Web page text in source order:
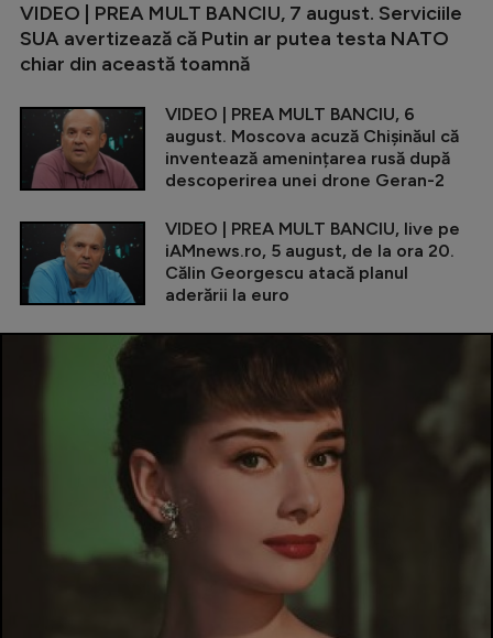
VIDEO | PREA MULT BANCIU, 7 august. Serviciile
SUA avertizează că Putin ar putea testa NATO
chiar din această toamnă
VIDEO | PREA MULT BANCIU, 6
august. Moscova acuză Chișinăul că
inventează amenințarea rusă după
descoperirea unei drone Geran-2
VIDEO | PREA MULT BANCIU, live pe
iAMnews.ro, 5 august, de la ora 20.
Călin Georgescu atacă planul
aderării la euro